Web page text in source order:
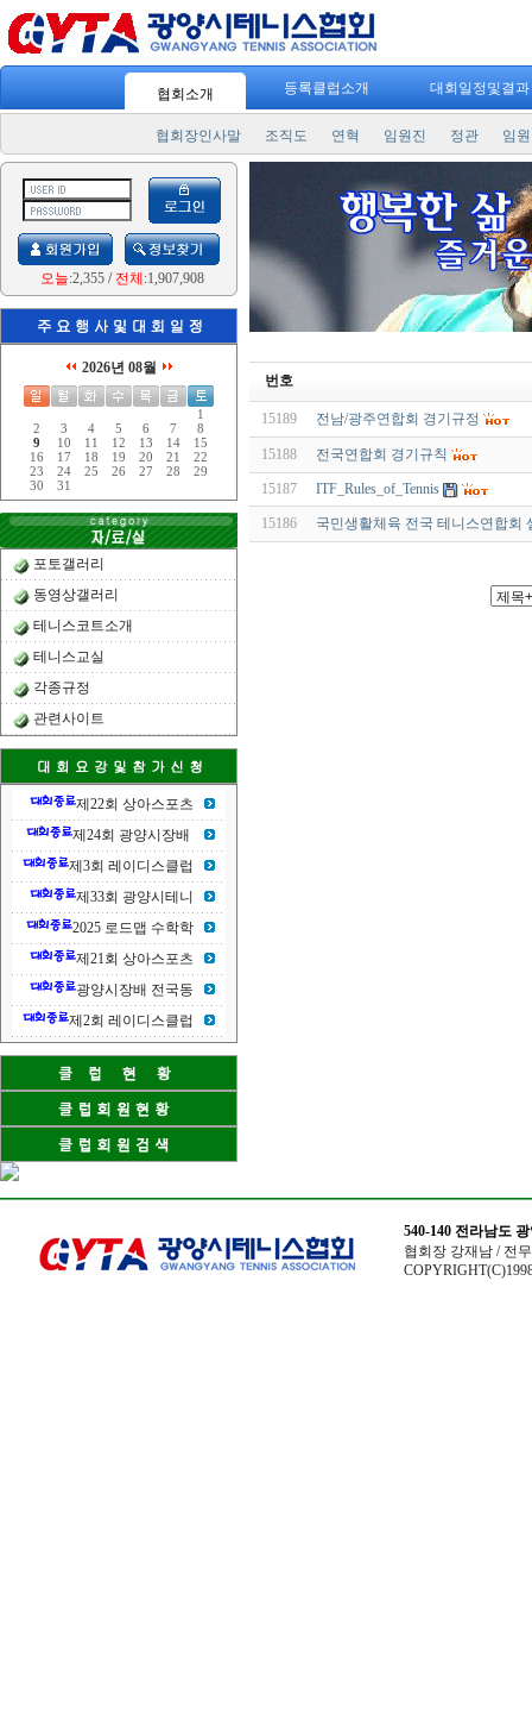
협회소개 등록클럽소개 대회일정및결
협회장인사말 조직도 연혁 임원진 정관 임
오늘:2,355/ 전체 :1,907,908
2026년 08월
1
2
3 4 5 6 7
8
9
10 11 12 13 14
15
16
17 18 19 20 21
22
23
24 25 26 27 28
29
30
31
포토갤러리
동영상갤러리
테니스코트소개
테니스교실
각종규정
관련사이트
제22회 상아스포츠
제24회 광양시장배
제3회 레이디스클럽
제33회 광양시테니
2025 로드맵 수학학
제21회 상아스포츠
광양시장배 전국동
제2회 레이디스클럽
번호
15189 전남/광주연합회 경기규정
15188 전국연합회 경기규칙
15187 ITF_Rules_of_Tennis
15186 국민생활체육 전국 테니스연합회
540-140 전라남도
협회장 강재남 / 전